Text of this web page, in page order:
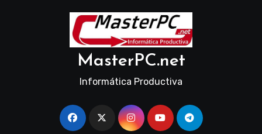
MasterPC.net
Informática Productiva